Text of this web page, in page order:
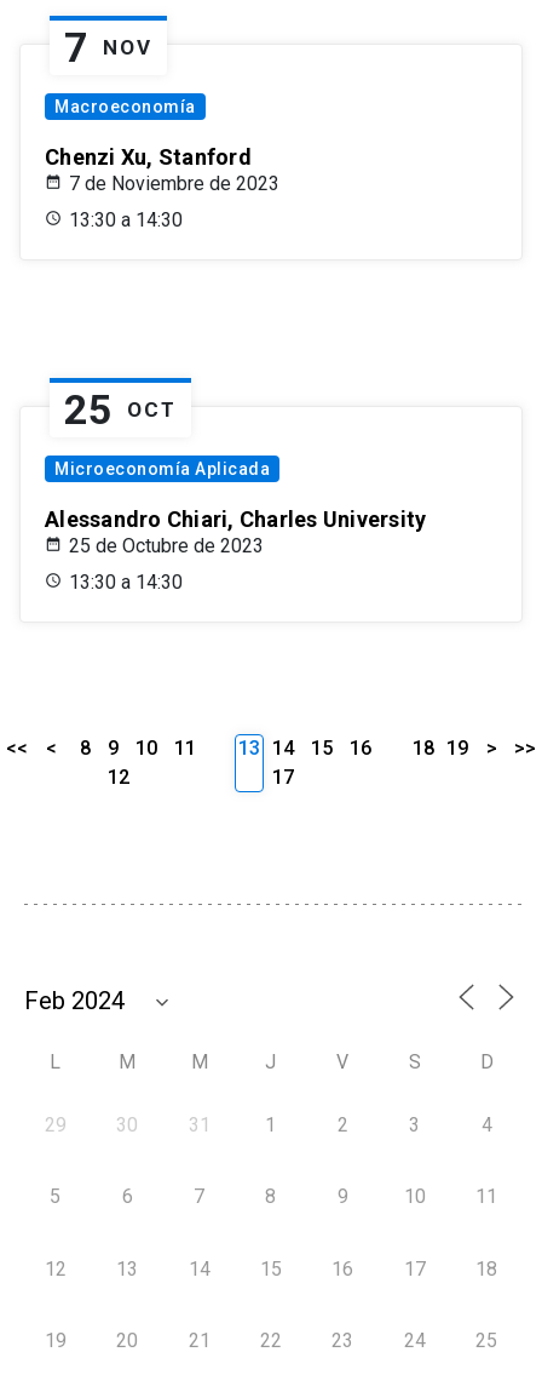
7 NOV
Macroeconomía
Chenzi Xu, Stanford
7 de Noviembre de 2023
13:30 a 14:30
25 OCT
Microeconomía Aplicada
Alessandro Chiari, Charles University
25 de Octubre de 2023
13:30 a 14:30
<< < 8 9 10
11
12
13 14 15
16
17
18 19 > >>
L M M J V S D
29 30 31 1 2 3 4
5 6 7 8 9 10 11
12 13 14 15 16 17 18
19 20 21 22 23 24 25